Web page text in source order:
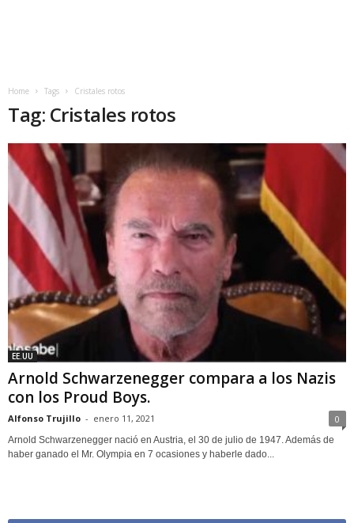
Home Tags Cristales rotos
Tag: Cristales rotos
EE.UU
Arnold Schwarzenegger compara a los Nazis
con los Proud Boys.
Alfonso Trujillo - enero 11, 2021 0
Arnold Schwarzenegger nació en Austria, el 30 de julio de 1947. Además de
haber ganado el Mr. Olympia en 7 ocasiones y haberle dado...